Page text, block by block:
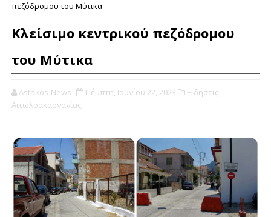
πεζόδρομου του Μύτικα
Κλείσιμο κεντρικού πεζόδρομου
του Μύτικα
Astakos-News Πέμπτη, Ιουνίου 22, 2023
Ειδήσεις
Αιτωλοακαρνανίας,